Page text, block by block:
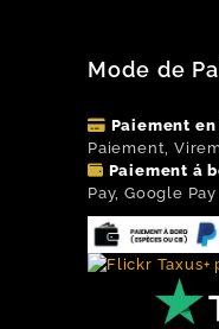
Mode de
Paiement
Paiement,
Paiement á
Pay, Google Pay